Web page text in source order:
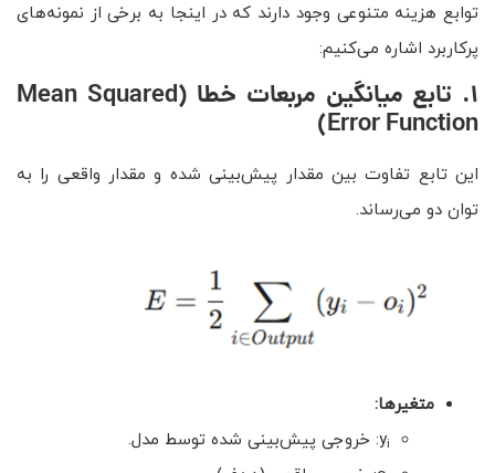
توابع هزینه متنوعی وجود دارند که در اینجا به برخی از نمونه‌های
پرکاربرد اشاره می‌کنیم:
۱. تابع میانگین مربعات خطا (Mean Squared
Error Function)
این تابع تفاوت بین مقدار پیش‌بینی شده و مقدار واقعی را به
توان دو می‌رساند.
متغیرها:
yi : خروجی پیش‌بینی شده توسط مدل.